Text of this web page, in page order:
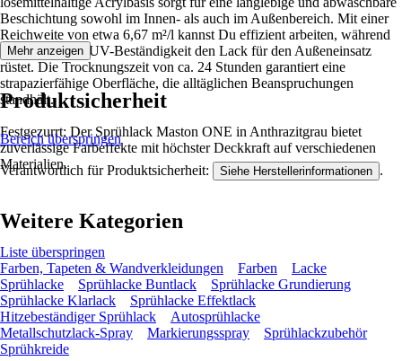
Beschichtung sowohl im Innen- als auch im Außenbereich. Mit einer
Reichweite von etwa 6,67 m²/l kannst Du effizient arbeiten, während
die wetter- und UV-Beständigkeit den Lack für den Außeneinsatz
rüstet. Die Trocknungszeit von ca. 24 Stunden garantiert eine
strapazierfähige Oberfläche, die alltäglichen Beanspruchungen
standhält.
Festgezurrt: Der Sprühlack Maston ONE in Anthrazitgrau bietet
zuverlässige Farbeffekte mit höchster Deckkraft auf verschiedenen
Materialien.
Mehr anzeigen
Produktsicherheit
Bereich überspringen
Verantwortlich für Produktsicherheit: Siehe Herstellerinformationen .
Weitere Kategorien
Liste überspringen
Farben, Tapeten & Wandverkleidungen
Farben
Lacke
Sprühlacke
Sprühlacke Buntlack
Sprühlacke Grundierung
Sprühlacke Klarlack
Sprühlacke Effektlack
Hitzebeständiger Sprühlack
Autosprühlacke
Metallschutzlack-Spray
Markierungsspray
Sprühlackzubehör
Sprühkreide